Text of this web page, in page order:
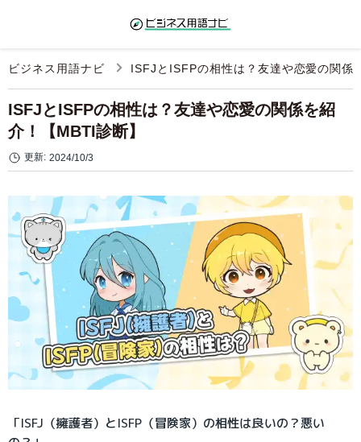
ビジネス用語ナビ ISFJとISFPの相性は？友達や恋愛の関係
ISFJとISFPの相性は？友達や恋愛の関係を紹
介！【MBTI診断】
更新: 2024/10/3
「ISFJ（擁護者）とISFP（冒険家）の相性は良いの？悪い